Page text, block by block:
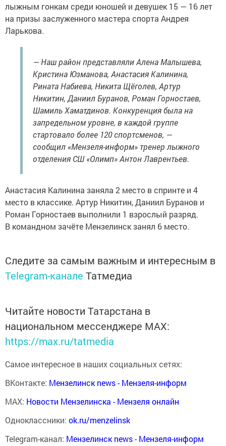
лыжным гонкам среди юношей и девушек 15 — 16 лет
на призы заслуженного мастера спорта Андрея
Ларькова.
— Наш район представляли Алена Малышева,
Кристина Юзманова, Анастасия Калинина,
Рината Набиева, Никита Щёголев, Артур
Никитин, Даниил Буранов, Роман Горностаев,
Шамиль Хаматдинов. Конкуренция была на
запредельном уровне, в каждой группе
стартовало более 120 спортсменов, —
сообщил «Мензеля-информ» тренер лыжного
отделения СШ «Олимп» Антон Лаврентьев.
Анастасия Калинина заняла 2 место в спринте и 4
место в классике. Артур Никитин, Даниил Буранов и
Роман Горностаев выполнили 1 взрослый разряд.
В командном зачёте Мензелинск занял 6 место.
Следите за самым важным и интересным в
Telegram-канале Татмедиа
Читайте новости Татарстана в
национальном мессенджере MАХ:
https://max.ru/tatmedia
Самое интересное в наших социальных сетях:
ВКонтакте: Мензелинск news - Мензеля-информ
MAX: Новости Мензелинска - Мензеля онлайн
Одноклассники: ok.ru/menzelinsk
Telegram-канал: Мензелинск news - Мензеля-информ